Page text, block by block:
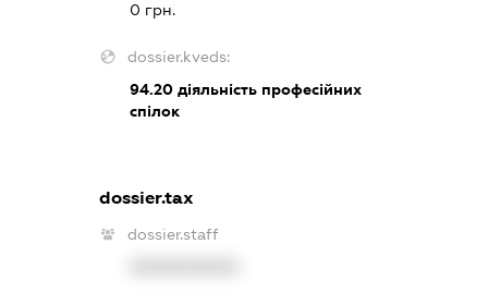
0 грн.
dossier.kveds:
94.20 діяльність професійних
спілок
dossier.tax
dossier.staff